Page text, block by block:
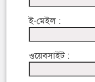
ই-মেইল :
ওয়েবসাইট :